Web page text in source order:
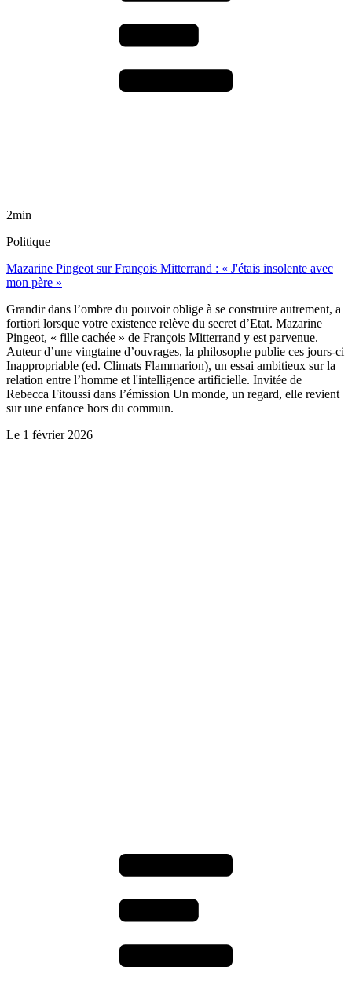
2min
Politique
Mazarine Pingeot sur François Mitterrand : « J'étais insolente avec
mon père »
Grandir dans l’ombre du pouvoir oblige à se construire autrement, a
fortiori lorsque votre existence relève du secret d’Etat. Mazarine
Pingeot, « fille cachée » de François Mitterrand y est parvenue.
Auteur d’une vingtaine d’ouvrages, la philosophe publie ces jours-ci
Inappropriable (ed. Climats Flammarion), un essai ambitieux sur la
relation entre l’homme et l'intelligence artificielle. Invitée de
Rebecca Fitoussi dans l’émission Un monde, un regard, elle revient
sur une enfance hors du commun.
Le 1 février 2026